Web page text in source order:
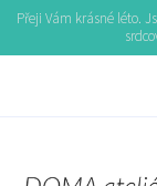
Přeji Vám krásné léto.